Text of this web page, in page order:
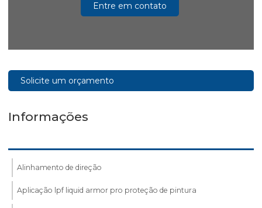
Entre em contato
Solicite um orçamento
Informações
Alinhamento de direção
Aplicação lpf liquid armor pro proteção de pintura